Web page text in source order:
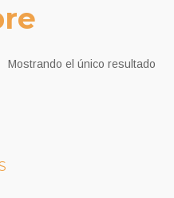
Mostrando el único resultado